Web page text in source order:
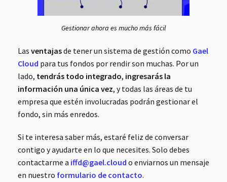
Gestionar ahora es mucho más fácil
Las ventajasde tener un sistema de gestión como Gael
Cloud para tus fondos por rendir son muchas. Por un
lado, tendrás todo integrado, ingresarás la
información una única vez, y todas las áreas de tu
empresa que estén involucradas podrán gestionar el
fondo, sin más enredos.
Si te interesa saber más, estaré feliz de conversar
contigo y ayudarte en lo que necesites. Solo debes
contactarme a iffd@gael.cloud o enviarnos un mensaje
en nuestro formulario de contacto.